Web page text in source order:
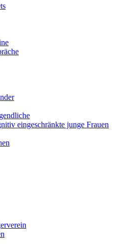
eingeschränkte junge Frauen